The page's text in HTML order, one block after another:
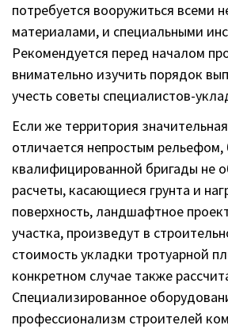
потребуется вооружиться всеми
материалами, и специальными
Рекомендуется перед началом
внимательно изучить порядок
учесть советы специалистов-
Если же территория
отличается непростым
квалифицированной бригады не
расчеты, касающиеся грунта и
поверхность, ландшафтное
участка, произведут в
стоимость укладки тротуарной
конкретном случае также
Специализированное
профессионализм строителей